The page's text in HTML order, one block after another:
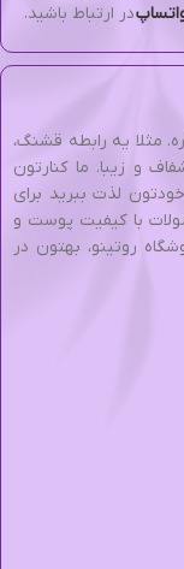
در ارتباط باشید.
مثلا یه رابطه قشنگ،
و زیبا. ما کنارتون
لذت ببرید برای
با کیفیت پوست و
روتینو، بهتون در